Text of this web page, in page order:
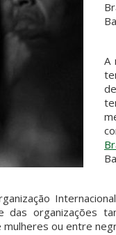
A
organizações
ou entre